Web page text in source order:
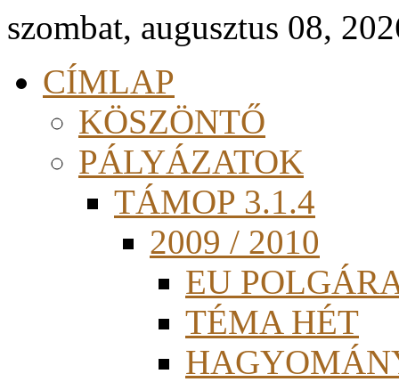
szombat, augusztus 08,
CÍMLAP
KÖSZÖNTŐ
PÁLYÁZATOK
TÁMOP 3.1.4
2009 / 2010
EU
TÉMA HÉT